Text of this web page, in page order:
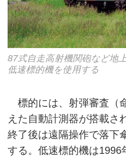
87式自走高射機関砲など地
低速標的機を使用する
標的には、射弾審査（
えた自動計測器が搭載さ
終了後は遠隔操作で落下
する。低速標的機は1996